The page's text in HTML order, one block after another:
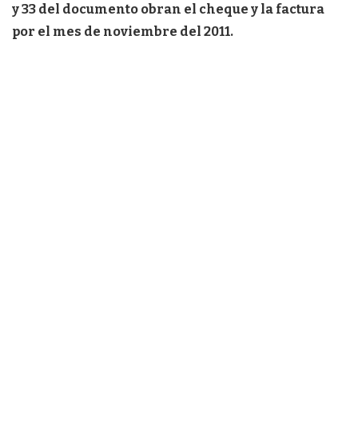
y 33 del documento obran el cheque y la factura
por el mes de noviembre del 2011.